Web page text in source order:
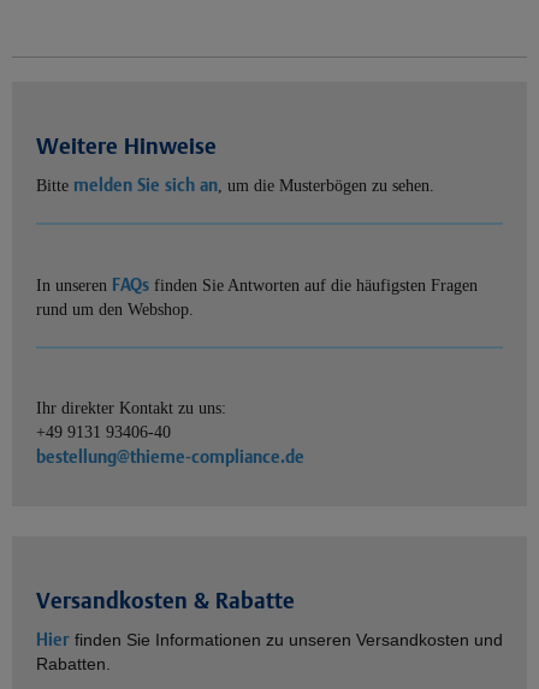
Weitere Hinweise
Bitte melden Sie sich an, um die Musterbögen zu sehen.
In unseren FAQs finden Sie Antworten auf die häufigsten Fragen
rund um den Webshop.
Ihr direkter Kontakt zu uns:
+49 9131 93406-40
bestellung@thieme-compliance.de
Versandkosten & Rabatte
Hier finden Sie Informationen zu unseren Versandkosten und
Rabatten.